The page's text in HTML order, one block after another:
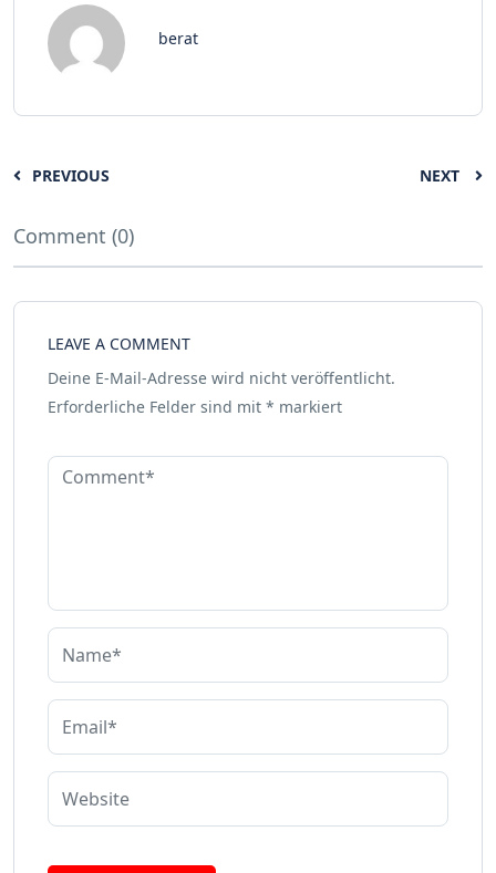
berat
PREVIOUS NEXT
Comment (0)
LEAVE A COMMENT
Deine E-Mail-Adresse wird nicht veröffentlicht.
Erforderliche Felder sind mit * markiert